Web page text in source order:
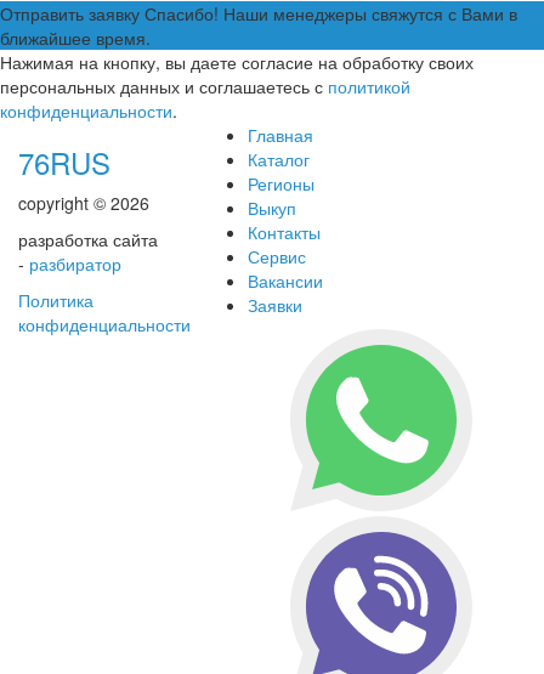
Отправить заявку Спасибо! Наши менеджеры свяжутся с Вами в
ближайшее время.
Нажимая на кнопку, вы даете согласие на обработку своих
персональных данных и соглашаетесь с политикой
конфиденциальности.
76RUS
copyright © 2026
разработка сайта
- разбиратор
Политика
конфиденциальности
Главная
Каталог
Регионы
Выкуп
Контакты
Сервис
Вакансии
Заявки